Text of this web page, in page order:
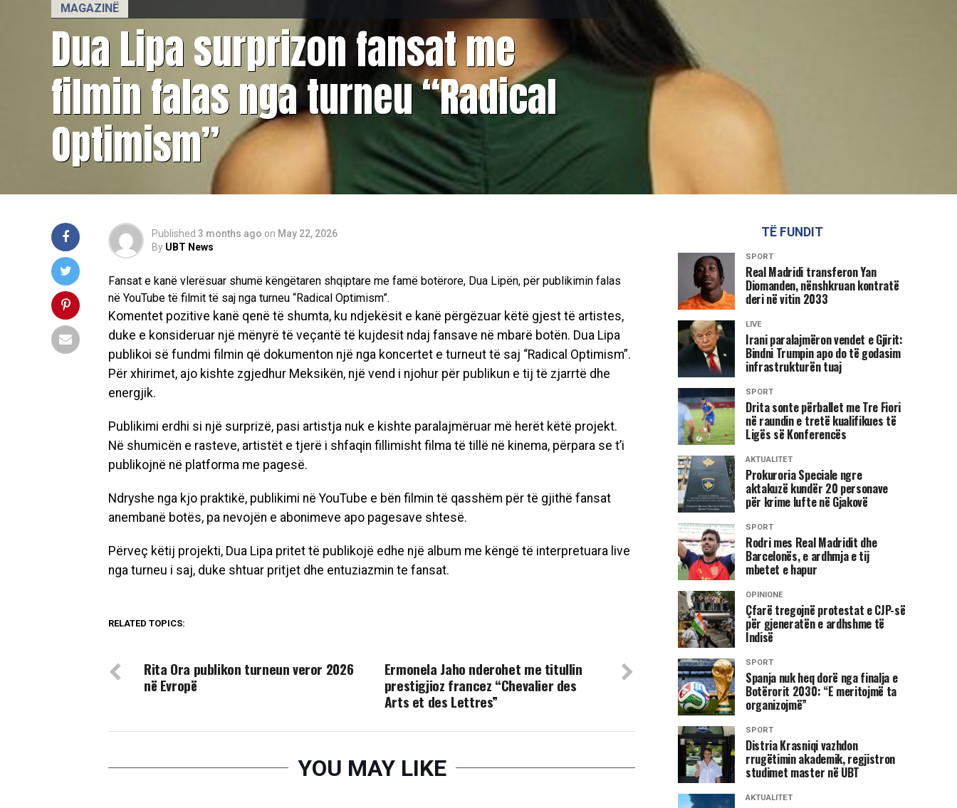
MAGAZINË
Dua Lipa surprizon fansat me
filmin falas nga turneu “Radical
Optimism”
Published 3 months ago on May 22, 2026
By UBT News
Fansat e kanë vlerësuar shumë këngëtaren shqiptare me famë botërore, Dua Lipën, për publikimin falas
në YouTube të filmit të saj nga turneu “Radical Optimism”.
Komentet pozitive kanë qenë të shumta, ku ndjekësit e kanë përgëzuar këtë gjest të artistes,
duke e konsideruar një mënyrë të veçantë të kujdesit ndaj fansave në mbarë botën. Dua Lipa
publikoi së fundmi filmin që dokumenton një nga koncertet e turneut të saj “Radical Optimism”.
Për xhirimet, ajo kishte zgjedhur Meksikën, një vend i njohur për publikun e tij të zjarrtë dhe
energjik.
Publikimi erdhi si një surprizë, pasi artistja nuk e kishte paralajmëruar më herët këtë projekt.
Në shumicën e rasteve, artistët e tjerë i shfaqin fillimisht filma të tillë në kinema, përpara se t’i
publikojnë në platforma me pagesë.
Ndryshe nga kjo praktikë, publikimi në YouTube e bën filmin të qasshëm për të gjithë fansat
anembanë botës, pa nevojën e abonimeve apo pagesave shtesë.
Përveç këtij projekti, Dua Lipa pritet të publikojë edhe një album me këngë të interpretuara live
nga turneu i saj, duke shtuar pritjet dhe entuziazmin te fansat.
RELATED TOPICS:
Ermonela Jaho nderohet me titullin
prestigjioz francez “Chevalier des
Arts et des Lettres”
Rita Ora publikon turneun veror 2026
në Evropë
YOU MAY LIKE
TË FUNDIT
SPORT
Real Madridi transferon Yan
Diomanden, nënshkruan kontratë
deri në vitin 2033
LIVE
Irani paralajmëron vendet e Gjirit:
Bindni Trumpin apo do të godasim
infrastrukturën tuaj
SPORT
Drita sonte përballet me Tre Fiori
në raundin e tretë kualifikues të
Ligës së Konferencës
AKTUALITET
Prokuroria Speciale ngre
aktakuzë kundër 20 personave
për krime lufte në Gjakovë
SPORT
Rodri mes Real Madridit dhe
Barcelonës, e ardhmja e tij
mbetet e hapur
OPINIONE
Çfarë tregojnë protestat e CJP-së
për gjeneratën e ardhshme të
Indisë
SPORT
Spanja nuk heq dorë nga finalja e
Botërorit 2030: “E meritojmë ta
organizojmë”
SPORT
Distria Krasniqi vazhdon
rrugëtimin akademik, regjistron
studimet master në UBT
AKTUALITET